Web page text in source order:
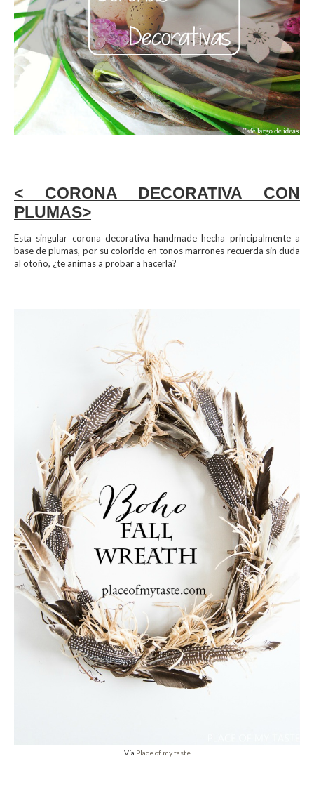
< CORONA DECORATIVA CON
PLUMAS>
Esta singular corona decorativa handmade hecha principalmente a
base de plumas, por su colorido en tonos marrones recuerda sin duda
al otoño, ¿te animas a probar a hacerla?
Vía Place of my taste